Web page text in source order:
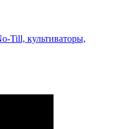
Till, культиваторы,